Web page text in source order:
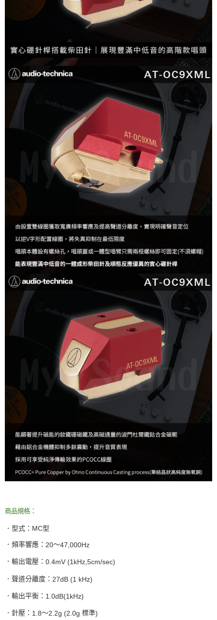
商品規格：
．型式： MC型
．頻率響應： 20～47,000Hz
．輸出電壓： 0.4mV (1kHz,5cm/sec)
．聲道分離度： 27dB (1 kHz)
．輸出平衡： 1.0dB(1kHz)
．針壓： 1.8～2.2g (2.0g 標準)